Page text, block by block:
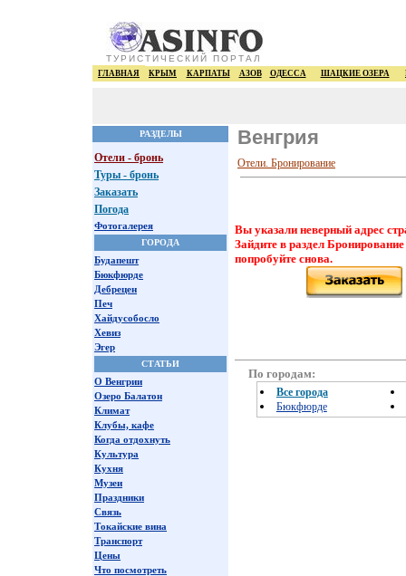
ТУРИСТИЧЕСКИЙ ПОРТАЛ
ГЛАВНАЯ КРЫМ КАРПАТЫ АЗОВ ОДЕССА ШАЦКИЕ ОЗЕРА
РАЗДЕЛЫ Венгрия
Отели - бронь
Туры - бронь
Заказать
Погода
Фотогалерея
ГОРОДА
Будапешт
Бюкфюрде
Дебрецен
Печ
Хайдусобосло
Хевиз
Эгер
СТАТЬИ
О Венгрии
Озеро Балатон
Климат
Клубы, кафе
Когда отдохнуть
Культура
Кухня
Музеи
Праздники
Связь
Токайские вина
Транспорт
Цены
Что посмотреть
Отели. Бронирование
Вы указали неверный адрес
Зайдите в раздел
попробуйте снова.
По городам:
Все города
Бюкфюрде